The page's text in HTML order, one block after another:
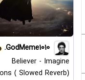
GodMeme1010.
Believer - Imagine
( Slowed Reverb)